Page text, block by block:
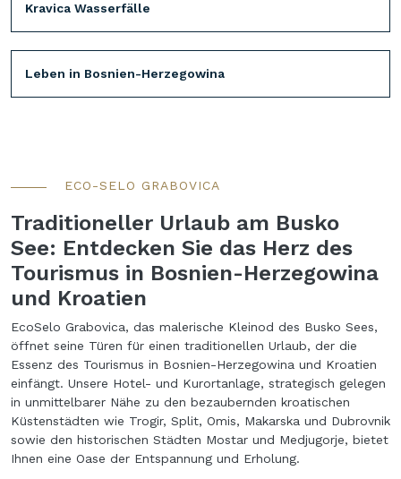
Kravica Wasserfälle
Leben in Bosnien-Herzegowina
ECO-SELO GRABOVICA
Traditioneller Urlaub am Busko
See: Entdecken Sie das Herz des
Tourismus in Bosnien-Herzegowina
und Kroatien
EcoSelo Grabovica, das malerische Kleinod des Busko Sees,
öffnet seine Türen für einen traditionellen Urlaub, der die
Essenz des Tourismus in Bosnien-Herzegowina und Kroatien
einfängt. Unsere Hotel- und Kurortanlage, strategisch gelegen
in unmittelbarer Nähe zu den bezaubernden kroatischen
Küstenstädten wie Trogir, Split, Omis, Makarska und Dubrovnik
sowie den historischen Städten Mostar und Medjugorje, bietet
Ihnen eine Oase der Entspannung und Erholung.